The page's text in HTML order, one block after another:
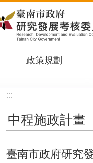
政策規劃
:::
中程施政計畫
臺南市政府研究